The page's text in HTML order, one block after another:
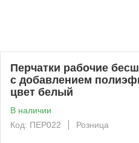
Перчатки рабочие
с добавлением
цвет белый
В наличии
Код: ПЕР022
Розница